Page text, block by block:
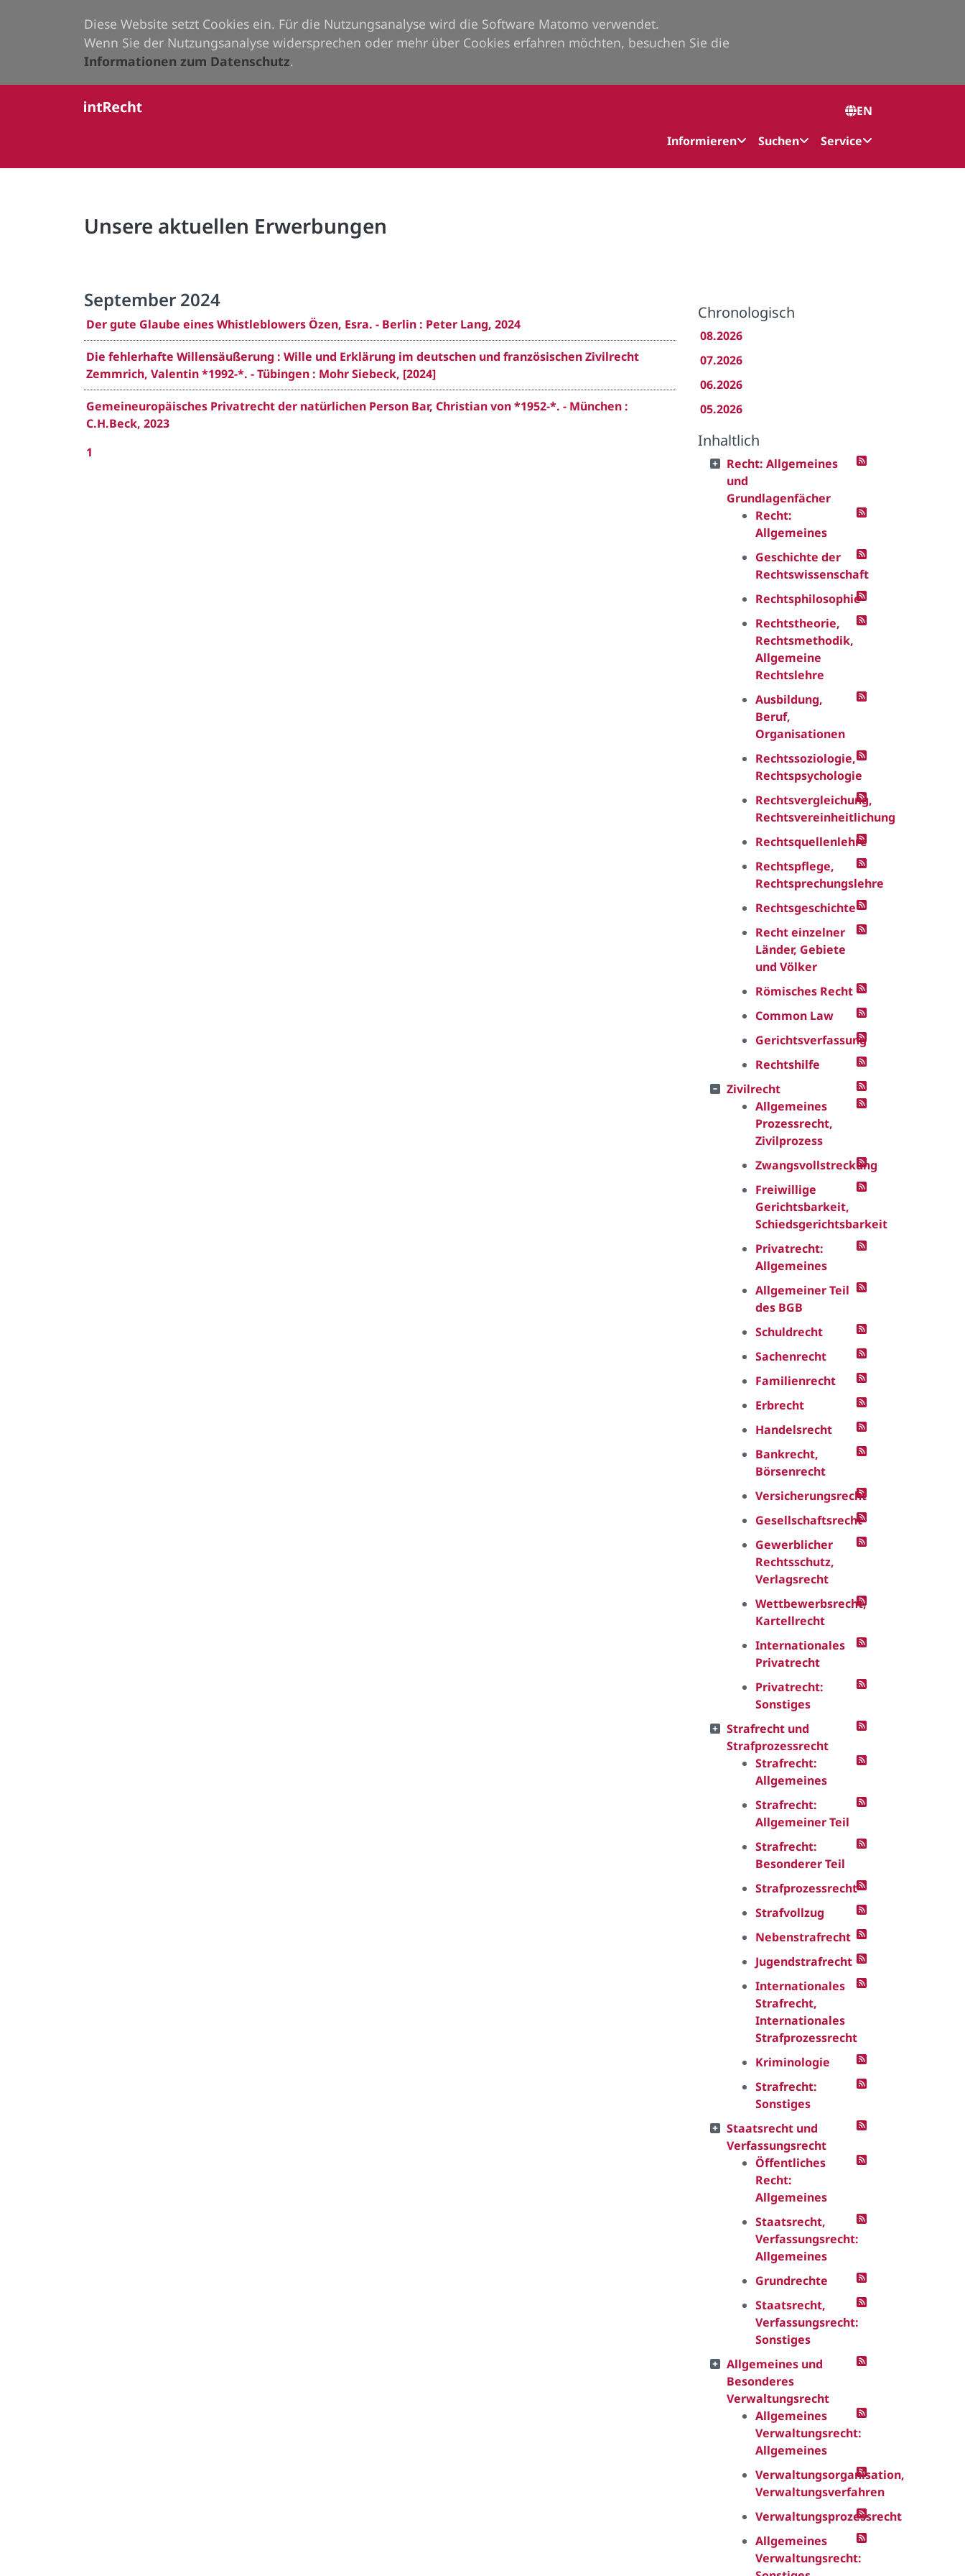
Diese Website setzt Cookies ein. Für die Nutzungsanalyse wird die Software Matomo verwendet.
Wenn Sie der Nutzungsanalyse widersprechen oder mehr über Cookies erfahren möchten, besuchen Sie die
Informationen zum Datenschutz.
EN
Informieren
Suchen Service
Unsere aktuellen Erwerbungen
September 2024
Der gute Glaube eines Whistleblowers Özen, Esra. - Berlin : Peter Lang, 2024
Die fehlerhafte Willensäußerung : Wille und Erklärung im deutschen und französischen Zivilrecht
Zemmrich, Valentin *1992-*. - Tübingen : Mohr Siebeck, [2024]
Gemeineuropäisches Privatrecht der natürlichen Person Bar, Christian von *1952-*. - München :
C.H.Beck, 2023
1
Chronologisch
08.2026
07.2026
06.2026
05.2026
Inhaltlich
Recht: Allgemeines
und
Grundlagenfächer
Recht:
Allgemeines
Geschichte der
Rechtswissenschaft
Rechtsphilosophie
Rechtstheorie,
Rechtsmethodik,
Allgemeine
Rechtslehre
Ausbildung,
Beruf,
Organisationen
Rechtssoziologie,
Rechtspsychologie
Rechtsvergleichung,
Rechtsvereinheitlichung
Rechtsquellenlehre
Rechtspflege,
Rechtsprechungslehre
Rechtsgeschichte
Recht einzelner
Länder, Gebiete
und Völker
Römisches Recht
Common Law
Gerichtsverfassung
Rechtshilfe
Zivilrecht
Allgemeines
Prozessrecht,
Zivilprozess
Zwangsvollstreckung
Freiwillige
Gerichtsbarkeit,
Schiedsgerichtsbarkeit
Privatrecht:
Allgemeines
Allgemeiner Teil
des BGB
Schuldrecht
Sachenrecht
Familienrecht
Erbrecht
Handelsrecht
Bankrecht,
Börsenrecht
Versicherungsrecht
Gesellschaftsrecht
Gewerblicher
Rechtsschutz,
Verlagsrecht
Wettbewerbsrecht,
Kartellrecht
Internationales
Privatrecht
Privatrecht:
Sonstiges
Strafrecht und
Strafprozessrecht
Strafrecht:
Allgemeines
Strafrecht:
Allgemeiner Teil
Strafrecht:
Besonderer Teil
Strafprozessrecht
Strafvollzug
Nebenstrafrecht
Jugendstrafrecht
Internationales
Strafrecht,
Internationales
Strafprozessrecht
Kriminologie
Strafrecht:
Sonstiges
Staatsrecht und
Verfassungsrecht
Öffentliches
Recht:
Allgemeines
Staatsrecht,
Verfassungsrecht:
Allgemeines
Grundrechte
Staatsrecht,
Verfassungsrecht:
Sonstiges
Allgemeines und
Besonderes
Verwaltungsrecht
Allgemeines
Verwaltungsrecht:
Allgemeines
Verwaltungsorganisation,
Verwaltungsverfahren
Verwaltungsprozessrecht
Allgemeines
Verwaltungsrecht: